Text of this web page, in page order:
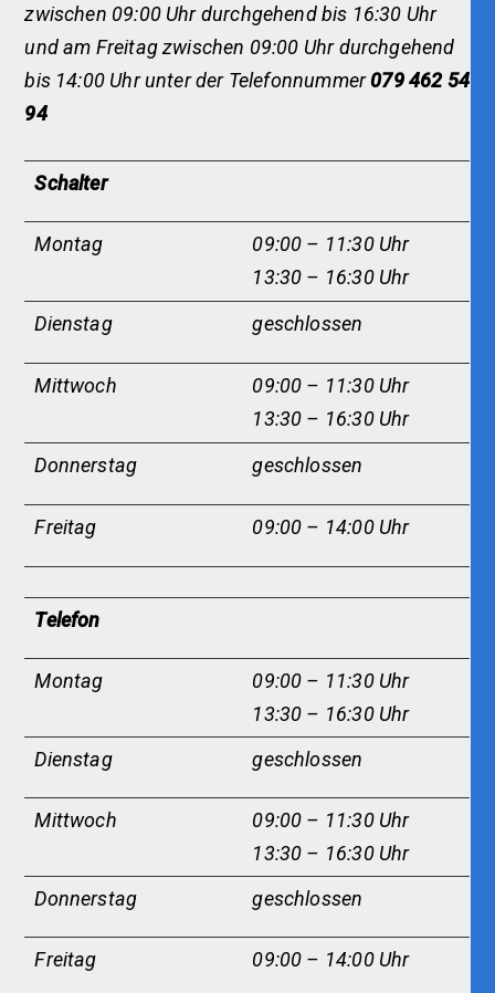
zwischen 09:00 Uhr durchgehend bis 16:30 Uhr
und am Freitag zwischen 09:00 Uhr durchgehend
bis 14:00 Uhr unter der Telefonnummer079 462 54
94
Schalter
Montag
09:00 – 11:30 Uhr
13:30 – 16:30 Uhr
Dienstag
geschlossen
Mittwoch
09:00 – 11:30 Uhr
13:30 – 16:30 Uhr
Donnerstag
geschlossen
Freitag 09:00 – 14:00 Uhr
Telefon
Montag
09:00 – 11:30 Uhr
13:30 – 16:30 Uhr
Dienstag
geschlossen
Mittwoch
09:00 – 11:30 Uhr
13:30 – 16:30 Uhr
Donnerstag
geschlossen
Freitag 09:00 – 14:00 Uhr